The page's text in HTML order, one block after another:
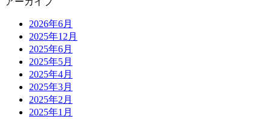
2026年6月
2025年12月
2025年6月
2025年5月
2025年4月
2025年3月
2025年2月
2025年1月